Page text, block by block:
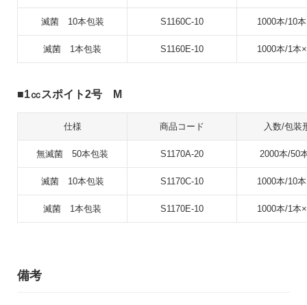
滅菌 10本包装 S1160C-10 1000本/10
滅菌 1本包装 S1160E-10 1000本/1本
1㏄スポイト2号 M
仕様 商品コード 入数/包装
無滅菌 50本包装 S1170A-20 2000本/50
滅菌 10本包装 S1170C-10 1000本/10
滅菌 1本包装 S1170E-10 1000本/1本
備考